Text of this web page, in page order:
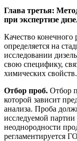
Глава третья:
при экспертизе
Качество конечного
определяется на
исследовании
свою специфику,
химических свойств.
Отбор проб. Отбор
которой зависит
анализа. Проба
исследуемой
неоднородности
регламентируется